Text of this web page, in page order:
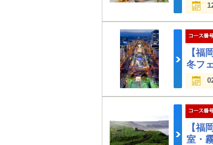
【福
冬フ
【福
室・